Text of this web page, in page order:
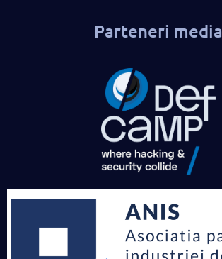
Parteneri media